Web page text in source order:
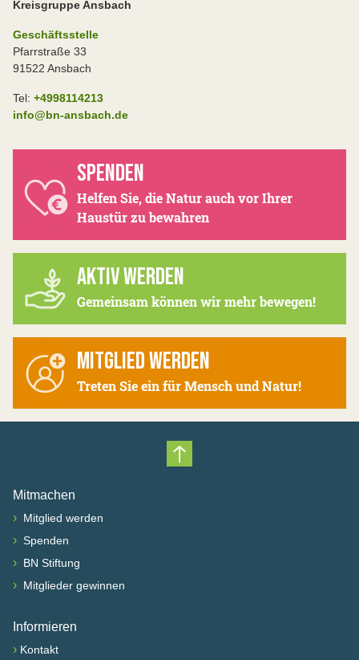
Kreisgruppe Ansbach
Geschäftsstelle
Pfarrstraße 33
91522 Ansbach
Tel: +4998114213
info@bn-ansbach.de
SPENDEN
Helfen Sie, die Natur auch vor Ihrer
Haustür zu bewahren
AKTIV WERDEN
Gemeinsam können wir mehr bewegen!
MITGLIED WERDEN
Treten Sie ein für Mensch und Natur!
Nach oben scrollen
Mitmachen
› Mitglied werden
› Spenden
› BN Stiftung
› Mitglieder gewinnen
Informieren
› Kontakt